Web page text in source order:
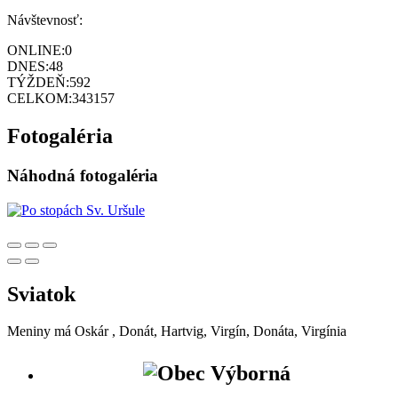
Návštevnosť:
ONLINE:0
DNES:48
TÝŽDEŇ:592
CELKOM:343157
Fotogaléria
Náhodná fotogaléria
Sviatok
Meniny má Oskár , Donát, Hartvig, Virgín, Donáta, Virgínia